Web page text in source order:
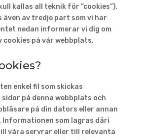
kallas all teknik för ”cookies”).
även av tredje part som vi har
nedan informerar vi dig om
cookies på vår webbplats.
enkel fil som skickas
sidor på denna webbplats och
på din dators eller annan
Informationen som lagras däri
våra servrar eller till relevanta